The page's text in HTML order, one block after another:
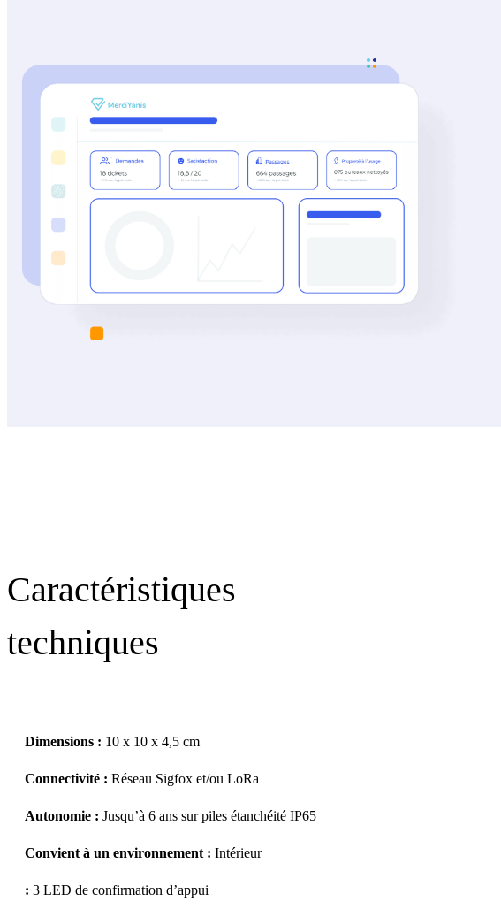
Caractéristiques
techniques
Dimensions : 10 x 10 x 4,5 cm
Connectivité : Réseau Sigfox et/ou LoRa
Autonomie : Jusqu’à 6 ans sur piles étanchéité IP65
Convient à un environnement : Intérieur
: 3 LED de confirmation d’appui